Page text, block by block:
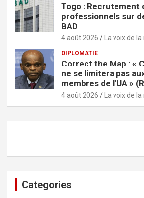
Togo : Recrutement
professionnels sur
BAD
4 août 2026 La voix de
DIPLOMATIE
Correct the Map : «
ne se limitera pas
membres de l’UA »
4 août 2026 La voix de
Categories